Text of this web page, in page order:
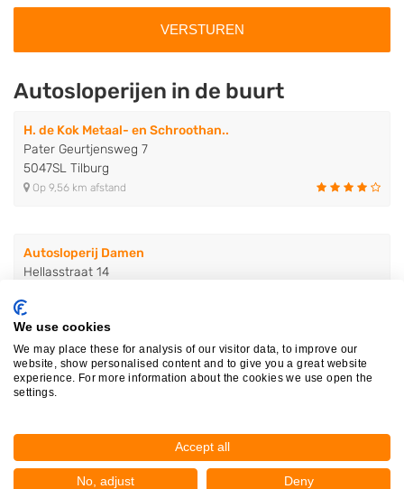
Autosloperijen in de buurt
H. de Kok Metaal- en Schroothan..
Pater Geurtjensweg 7
5047SL Tilburg
Op 9,56 km afstand
Autosloperij Damen
Hellasstraat 14
J.G.A. van Lievenoogen B.V.
Heesterakker 4
Op 10,45 km afstand
We use cookies
We may place these for analysis of our visitor data, to improve our
website, show personalised content and to give you a great website
experience. For more information about the cookies we use open the
settings.
Accept all
No, adjust Deny